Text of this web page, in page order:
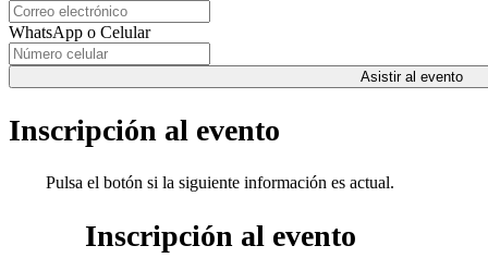
WhatsApp o Celular
Asistir al evento
Inscripción al evento
Pulsa el botón si la siguiente información es actual.
Inscripción al evento